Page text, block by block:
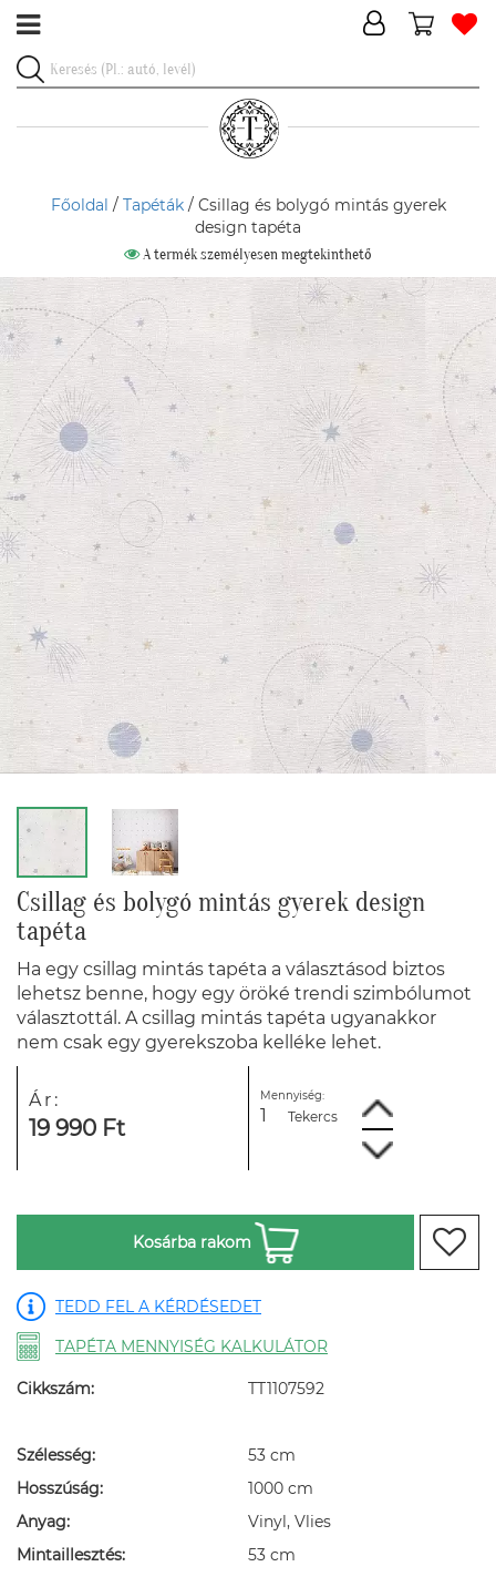
Főoldal / Tapéták/ Csillag és bolygó mintás gyerek
design tapéta
A termék személyesen megtekinthető
Csillag és bolygó mintás gyerek design
tapéta
Ha egy csillag mintás tapéta a választásod biztos
lehetsz benne, hogy egy öröké trendi szimbólumot
választottál. A csillag mintás tapéta ugyanakkor
nem csak egy gyerekszoba kelléke lehet.
Ár:
19 990 Ft
Mennyiség:
Tekercs
Kosárba rakom
TEDD FEL A KÉRDÉSEDET
TAPÉTA MENNYISÉG KALKULÁTOR
Cikkszám: TT1107592
Szélesség:
53 cm
Hosszúság:
1000 cm
Anyag:
Vinyl, Vlies
Mintaillesztés:
53 cm